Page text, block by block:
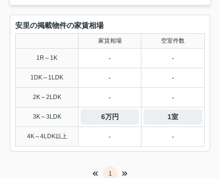
安里の掲載物件の家賃相場
家賃相場 空室件数
1R～1K - -
1DK～1LDK - -
2K～2LDK - -
3K～3LDK 6万円 1室
4K～4LDK以上 - -
1